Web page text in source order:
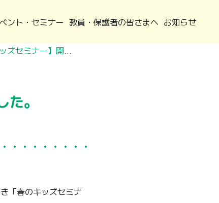
ント・セミナー 教員・保護者の皆さまへ お知らせ
2023年【春のキッズセミナー】開催レポート
。
「春のキッズセミナ